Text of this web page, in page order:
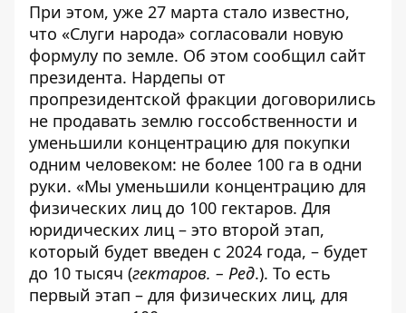
При этом, уже 27 марта стало известно,
что «Слуги народа» согласовали новую
формулу по земле. Об этом сообщил сайт
президента. Нардепы от
пропрезидентской фракции договорились
не продавать землю госсобственности и
уменьшили концентрацию для покупки
одним человеком: не более 100 га в одни
руки. «Мы уменьшили концентрацию для
физических лиц до 100 гектаров. Для
юридических лиц – это второй этап,
который будет введен с 2024 года, – будет
до 10 тысяч (гектаров. – Ред.). То есть
первый этап – для физических лиц, для